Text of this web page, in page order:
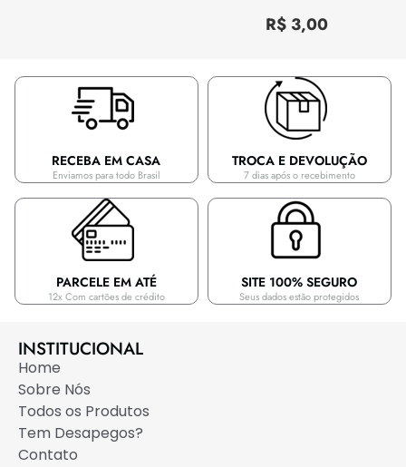
deR$ 3,00
RECEBA EM CASA
Enviamos para todo Brasil
TROCA E DEVOLUÇÃO
7 dias após o recebimento
PARCELE EM ATÉ
12x Com cartões de crédito
SITE 100% SEGURO
Seus dados estão protegidos
INSTITUCIONAL
Home
Sobre Nós
Todos os Produtos
Tem Desapegos?
Contato